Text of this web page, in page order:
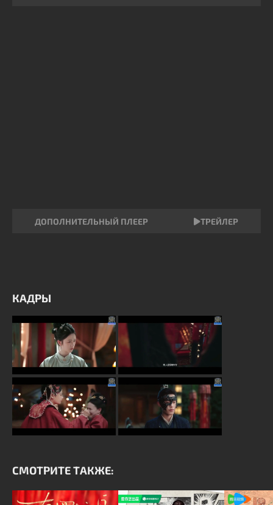
ДОПОЛНИТЕЛЬНЫЙ ПЛЕЕР ТРЕЙЛЕР
КАДРЫ
СМОТРИТЕ ТАКЖЕ: